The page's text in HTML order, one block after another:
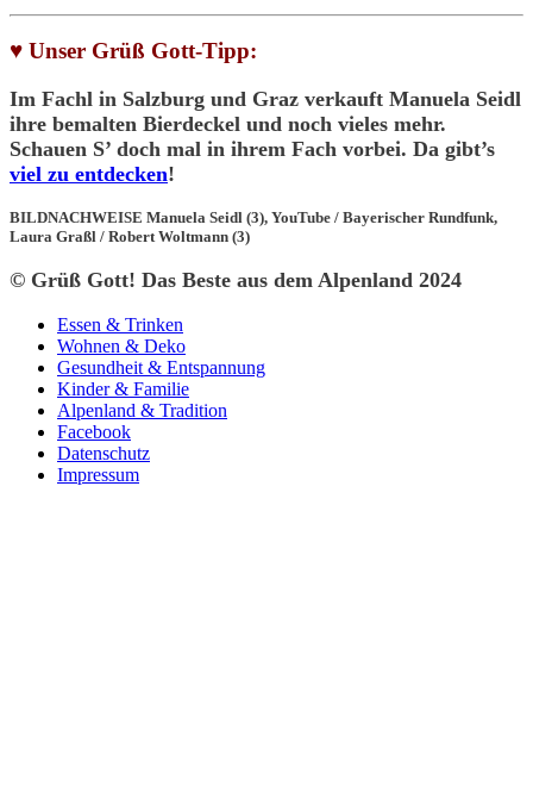
♥ Unser Grüß Gott-Tipp:
Im Fachl in Salzburg und Graz verkauft Manuela Seidl
ihre bemalten Bierdeckel und noch vieles mehr.
Schauen S’ doch mal in ihrem Fach vorbei. Da gibt’s
viel zu entdecken!
BILDNACHWEISE Manuela Seidl (3), YouTube / Bayerischer Rundfunk,
Laura Graßl / Robert Woltmann (3)
© Grüß Gott! Das Beste aus dem Alpenland 2024
Essen & Trinken
Wohnen & Deko
Gesundheit & Entspannung
Kinder & Familie
Alpenland & Tradition
Facebook
Datenschutz
Impressum